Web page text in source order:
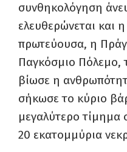
συνθηκολόγηση
ελευθερώνεται και
πρωτεύουσα, η
Παγκόσμιο Πόλεμο,
βίωσε η
σήκωσε το κύριο
μεγαλύτερο τίμημα
20 εκατομμύρια